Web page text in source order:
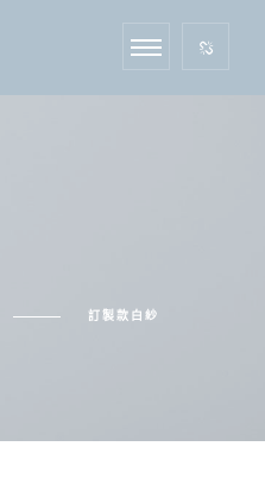
訂製款白紗